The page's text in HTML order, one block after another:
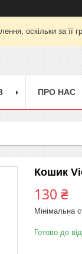
оскільки за
ПРО НАС
Кошик
130 ₴
Мінімальна
Готово до